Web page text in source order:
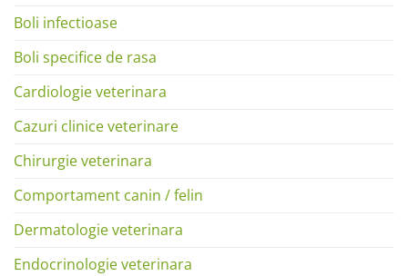
Boli infectioase
Boli specifice de rasa
Cardiologie veterinara
Cazuri clinice veterinare
Chirurgie veterinara
Comportament canin / felin
Dermatologie veterinara
Endocrinologie veterinara